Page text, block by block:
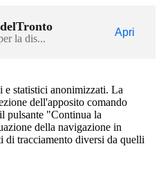
la dis...
Apri
e statistici anonimizzati. La
dell'apposito comando
pulsante "Continua la
della navigazione in
di tracciamento diversi da quelli